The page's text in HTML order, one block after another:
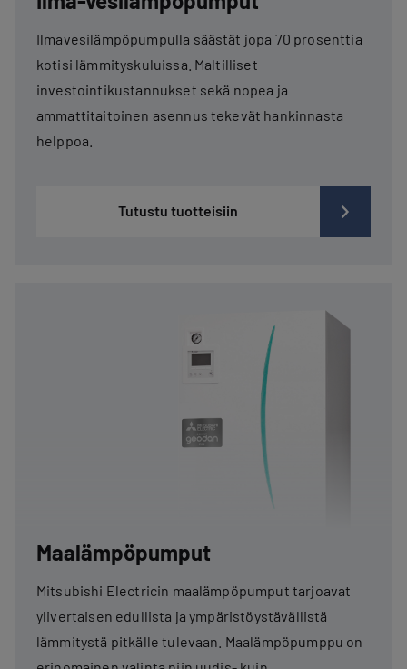
Ilmavesilämpöpumpulla säästät jopa 70 prosenttia
kotisi lämmityskuluissa. Maltilliset
investointikustannukset sekä nopea ja
ammattitaitoinen asennus tekevät hankinnasta
helppoa.
Tutustu tuotteisiin
Maalämpöpumput
Mitsubishi Electricin maalämpöpumput tarjoavat
ylivertaisen edullista ja ympäristöystävällistä
lämmitystä pitkälle tulevaan. Maalämpöpumppu on